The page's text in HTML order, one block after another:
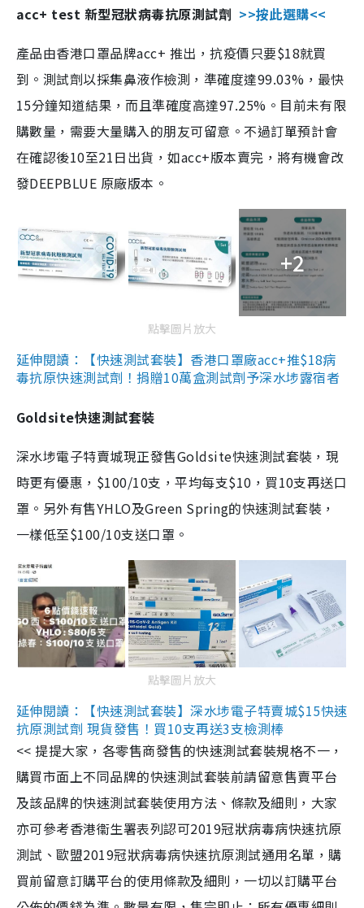
acc+ test 新型冠狀病毒抗原測試劑 >>按此選購<<
產品由香港口罩品牌acc+ 推出，抗疫價只要$18就買
到。測試劑以採集鼻液作檢測，準確度達99.03%，最快
15分鐘知道結果，而且準確度高達97.25%。目前未有限
購數量，需要大量購入的朋友可留意。不過訂單預計會
在確認後10至21日出貨，如acc+版本賣完，將有機會改
發DEEPBLUE 原廠版本。
+2
點擊圖片放大
延伸閱讀：【快速測試套裝】香港口罩廠acc+推$18病
毒抗原快速測試劑！捐贈10萬盒測試劑予深水埗露宿者
Goldsite快速測試套裝
深水埗電子特賣城現正發售Goldsite快速測試套裝，現
時更有優惠，$100/10支，平均每支$10，買10支再送口
罩。另外有售YHLO及Green Spring的快速測試套裝，
一樣低至$100/10支送口罩。
點擊圖片放大
延伸閱讀：【快速測試套裝】深水埗電子特賣城$15快速
抗原測試劑 現貨發售！買10支再送3支檢測棒
<< 提提大家，各零售商發售的快速測試套裝規格不一，
購買市面上不同品牌的快速測試套裝前請留意售賣平台
及該品牌的快速測試套裝使用方法、條款及細則，大家
亦可參考香港衞生署表列認可2019冠狀病毒病快速抗原
測試、歐盟2019冠狀病毒病快速抗原測試通用名單，購
買前留意訂購平台的使用條款及細則，一切以訂購平台